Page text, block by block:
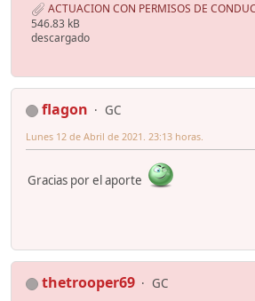
ACTUACION CON PERMISOS DE
546.83 kB
descargado
flagon
GC
Lunes 12 de Abril de 2021. 23:13 horas.
Gracias por el aporte
thetrooper69
GC